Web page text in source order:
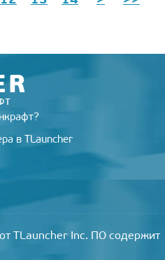
в TLauncher
TLauncher Inc. ПО содержит